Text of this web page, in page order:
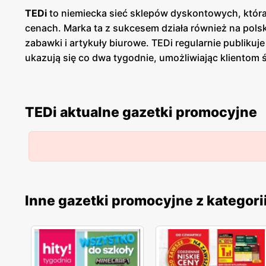
TEDi to niemiecka sieć sklepów dyskontowych,
cenach. Marka ta z sukcesem działa również na
zabawki i artykuły biurowe. TEDi regularnie publikuje
ukazują się co dwa tygodnie, umożliwiając klientom
, klienci mogą zaoszczędzić na
stawia na nowości i regularnie wprowadza do
o jakość oferowanych produktów. Mimo że sieć
starannie selekcjonowane i testowane, aby
kupują produkty, które posłużą im przez długi
dyskontowych, która dzięki szerokiej ofercie
zakupy.
TEDi aktualne gazetki promocyjne
Inne gazetki promocyjne z